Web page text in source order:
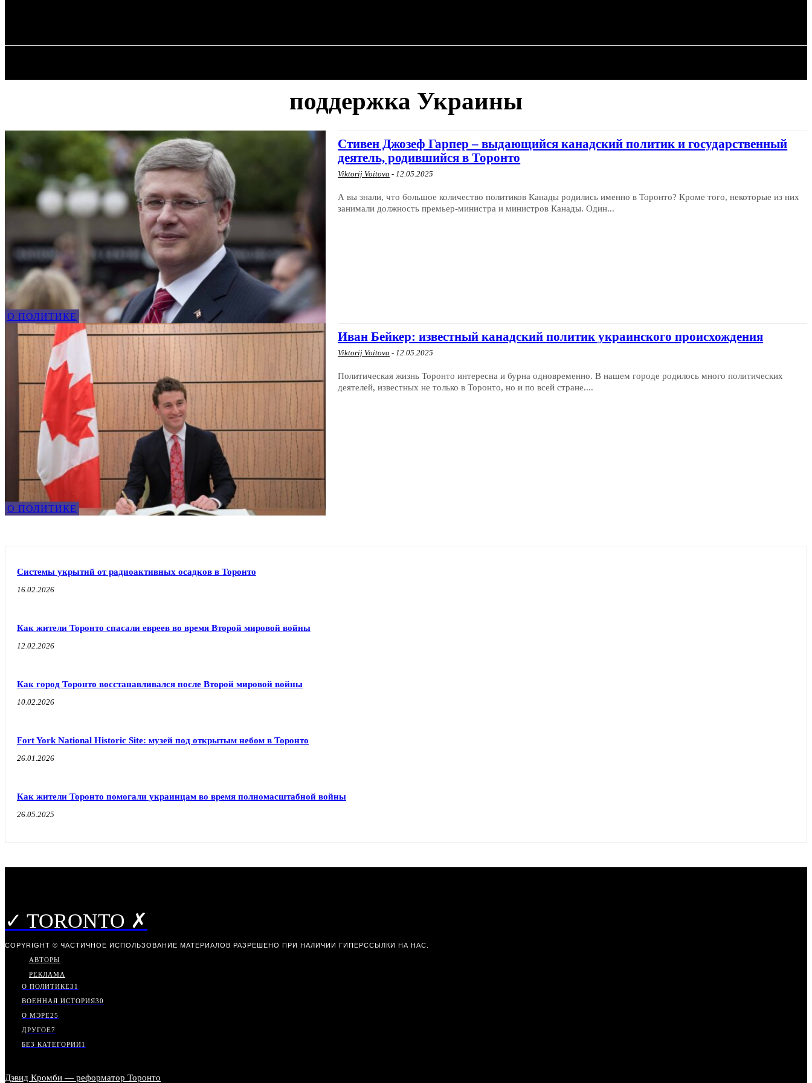
поддержка Украины
О ПОЛИТИКЕ
Стивен Джозеф Гарпер – выдающийся канадский политик и государственный
деятель, родившийся в Торонто
Viktorij Voitova - 12.05.2025
А вы знали, что большое количество политиков Канады родились именно в Торонто? Кроме того, некоторые из них
занимали должность премьер-министра и министров Канады. Один...
О ПОЛИТИКЕ
Иван Бейкер: известный канадский политик украинского происхождения
Viktorij Voitova - 12.05.2025
Политическая жизнь Торонто интересна и бурна одновременно. В нашем городе родилось много политических
деятелей, известных не только в Торонто, но и по всей стране....
Системы укрытий от радиоактивных осадков в Торонто
16.02.2026
Как жители Торонто спасали евреев во время Второй мировой войны
12.02.2026
Как город Торонто восстанавливался после Второй мировой войны
10.02.2026
Fort York National Historic Site: музей под открытым небом в Торонто
26.01.2026
Как жители Торонто помогали украинцам во время полномасштабной войны
26.05.2025
✓ TORONTO ✗
COPYRIGHT © ЧАСТИЧНОЕ ИСПОЛЬЗОВАНИЕ МАТЕРИАЛОВ РАЗРЕШЕНО ПРИ НАЛИЧИИ ГИПЕРССЫЛКИ НА НАС.
АВТОРЫ
РЕКЛАМА
О ПОЛИТИКЕ31
ВОЕННАЯ ИСТОРИЯ30
О МЭРЕ25
ДРУГОЕ7
БЕЗ КАТЕГОРИИ1
Дэвид Кромби — реформатор Торонто